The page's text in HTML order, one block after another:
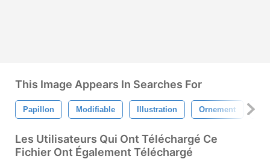
This Image Appears In Searches For
Papillon Modifiable Illustration Ornement
Les Utilisateurs Qui Ont Téléchargé Ce
Fichier Ont Également Téléchargé